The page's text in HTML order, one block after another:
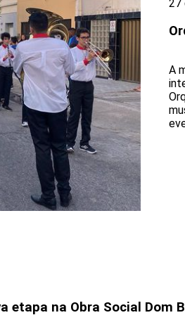
27
A
etapa na Obra Social Dom